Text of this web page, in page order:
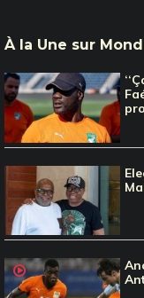
À la Une sur